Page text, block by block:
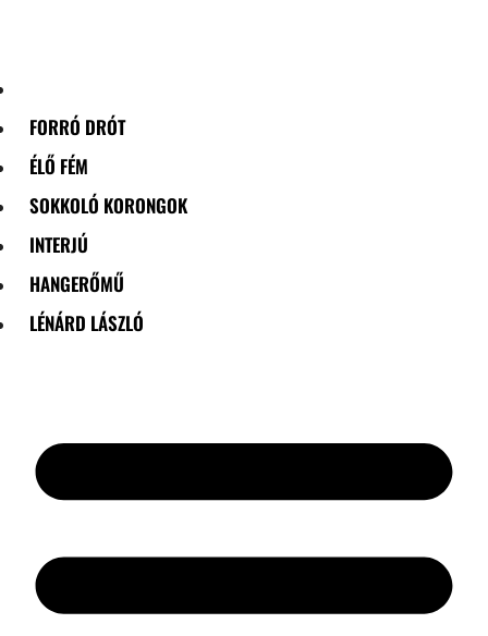
FORRÓ DRÓT
ÉLŐ FÉM
SOKKOLÓ KORONGOK
INTERJÚ
HANGERŐMŰ
LÉNÁRD LÁSZLÓ